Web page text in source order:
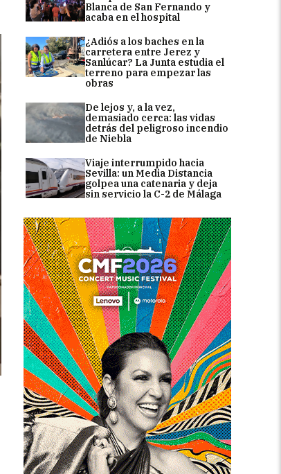
Blanca de San Fernando y
acaba en el hospital
¿Adiós a los baches en la
carretera entre Jerez y
Sanlúcar? La Junta estudia el
terreno para empezar las
obras
De lejos y, a la vez,
demasiado cerca: las vidas
detrás del peligroso incendio
de Niebla
Viaje interrumpido hacia
Sevilla: un Media Distancia
golpea una catenaria y deja
sin servicio la C-2 de Málaga